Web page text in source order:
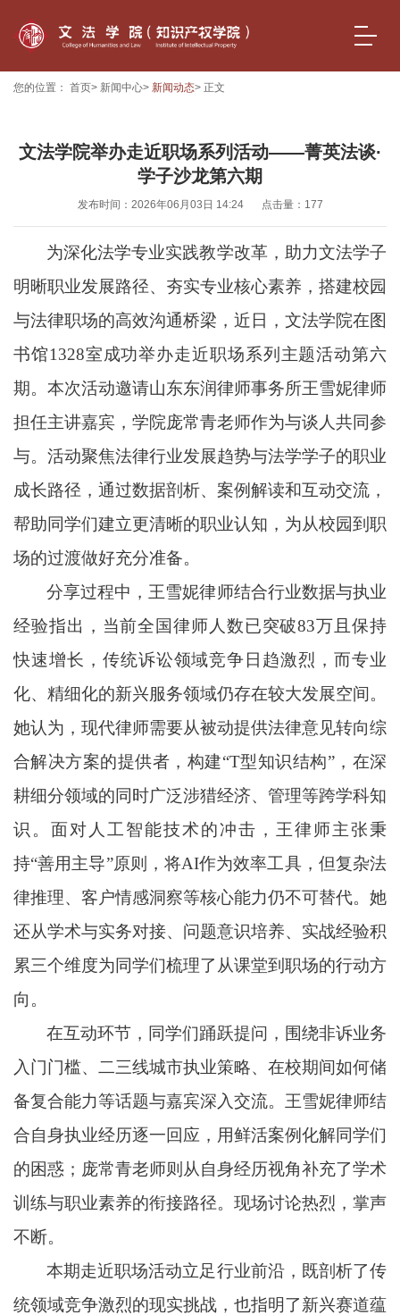
您的位置： 首页> 新闻中心> 新闻动态> 正文
文法学院举办走近职场系列活动——菁英法谈·
学子沙龙第六期
发布时间：2026年06月03日 14:24 点击量： 177
为深化法学专业实践教学改革，助力文法学子
明晰职业发展路径、夯实专业核心素养，搭建校园
与法律职场的高效沟通桥梁，近 日，文法学院在图
书馆1328室成功举办走近职场系列主题活动第六
期。本次活动邀请山东东润律师事务所王雪妮律师
担任主讲嘉宾，学院庞常青老师作为与谈人共同参
与。活动聚焦法律行业发展趋势与法学学子的职业
成长路径，通过数据剖析、案例解读和互动交流，
帮助同学们建立更清晰的职业认知，为从校园到职
场的过渡做好充分准备。
分享过程中，王雪妮律师结合行业数据与执业
经验指出，当前全国律师人数已突破83万且保持
快速增长，传统诉讼领域竞争日趋激烈，而专业
化、精细化的新兴服务领域仍存在较大发展空间。
她认为，现代律师需要从被动提供法律意见转向综
合解决方案的提供者，构建“T型知识结构”，在深
耕细分领域的同时广泛涉猎经济、管理等跨学科知
识。面对人工智能技术的冲击，王律师主张秉
持“善用主导”原则，将AI作为效率工具，但复杂法
律推理、客户情感洞察等核心能力仍不可替代。她
还从学术与实务对接、问题意识培养、实战经验积
累三个维度为同学们梳理了从课堂到职场的行动方
向。
在互动环节，同学们踊跃提问，围绕非诉业务
入门门槛、二三线城市执业策略、在校期间如何储
备复合能力等话题与嘉宾深入交流。王雪妮律师结
合自身执业经历逐一回应，用鲜活案例化解同学们
的困惑；庞常青老师则从自身经历视角补充了学术
训练与职业素养的衔接路径。现场讨论热烈，掌声
不断。
本期走近职场活动立足行业前沿，既剖析了传
统领域竞争激烈的现实挑战，也指明了新兴赛道蕴